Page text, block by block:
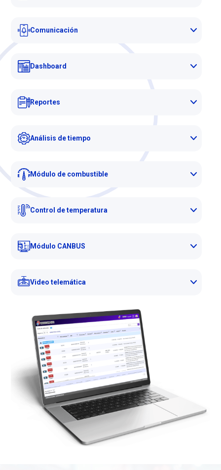
Comunicación
Dashboard
Reportes
Análisis de tiempo
Módulo de combustible
Control de temperatura
Módulo CANBUS
Video telemática